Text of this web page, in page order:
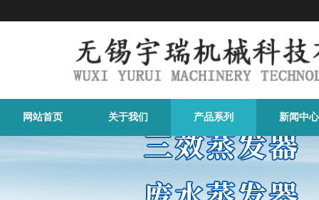
网站首页 关于我们 产品系列 新闻中心